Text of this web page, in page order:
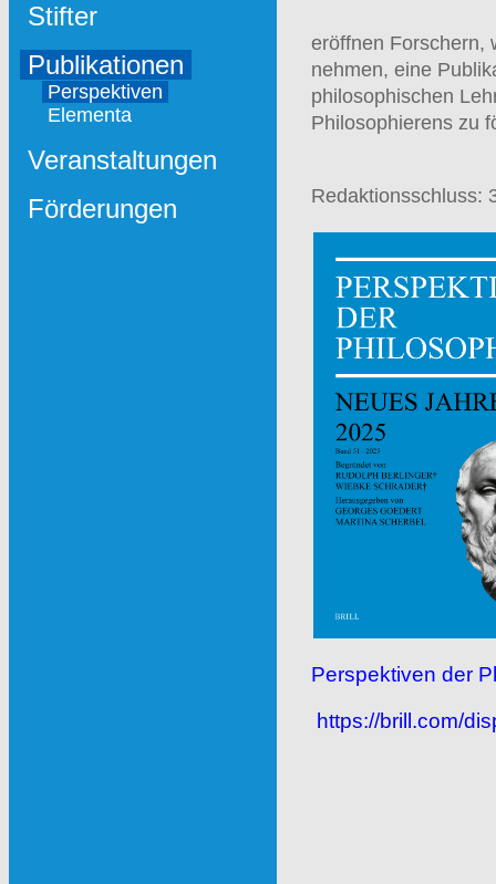
Stifter
Publikationen
Perspektiven
Elementa
Veranstaltungen
Förderungen
eröffnen Forschern,
nehmen, eine
philosophischen
Philosophierens zu
Redaktionsschluss:
Perspektiven der
https://brill.com/